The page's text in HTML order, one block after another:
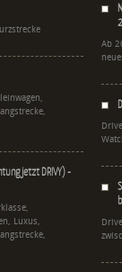
jetzt DRIVY) -
Luxus,
Ab